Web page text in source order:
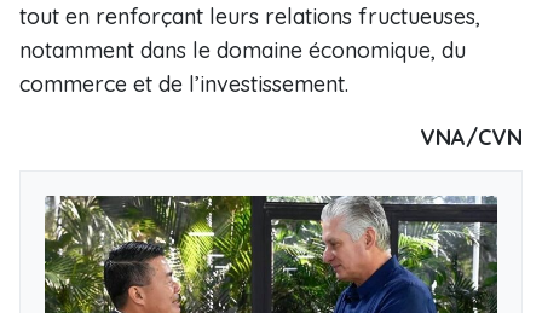
tout en renforçant leurs relations fructueuses,
notamment dans le domaine économique, du
commerce et de l’investissement.
VNA/CVN